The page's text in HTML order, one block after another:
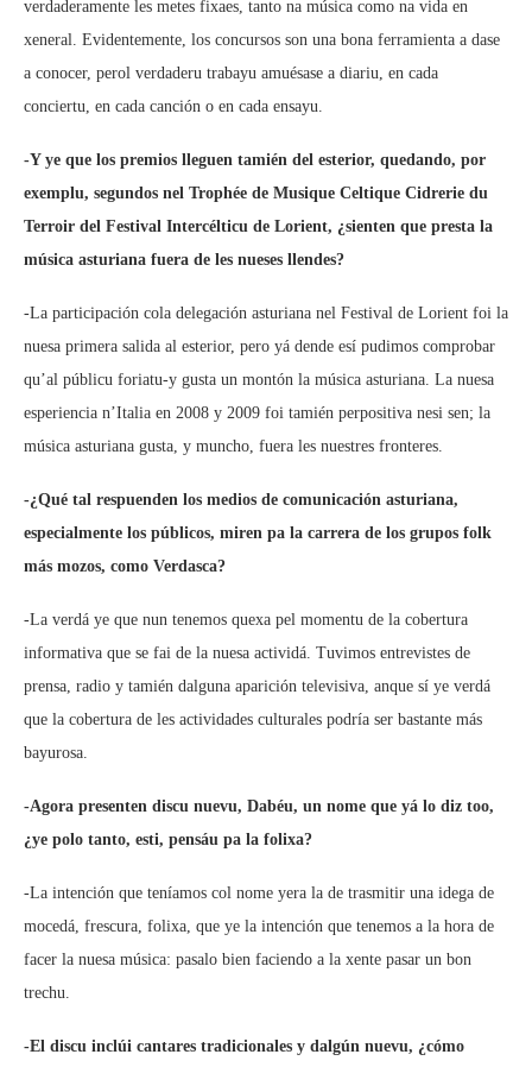
verdaderamente les metes fixaes, tanto na música como na vida en
xeneral. Evidentemente, los concursos son una bona ferramienta a dase
a conocer, perol verdaderu trabayu amuésase a diariu, en cada
conciertu, en cada canción o en cada ensayu.
-Y ye que los premios lleguen tamién del esterior, quedando, por
exemplu, segundos nel Trophée de Musique Celtique Cidrerie du
Terroir del Festival Intercélticu de Lorient, ¿sienten que presta la
música asturiana fuera de les nueses llendes?
-La participación cola delegación asturiana nel Festival de Lorient foi la
nuesa primera salida al esterior, pero yá dende esí pudimos comprobar
qu’al públicu foriatu-y gusta un montón la música asturiana. La nuesa
esperiencia n’Italia en 2008 y 2009 foi tamién perpositiva nesi sen; la
música asturiana gusta, y muncho, fuera les nuestres fronteres.
-¿Qué tal respuenden los medios de comunicación asturiana,
especialmente los públicos, miren pa la carrera de los grupos folk
más mozos, como Verdasca?
-La verdá ye que nun tenemos quexa pel momentu de la cobertura
informativa que se fai de la nuesa actividá. Tuvimos entrevistes de
prensa, radio y tamién dalguna aparición televisiva, anque sí ye verdá
que la cobertura de les actividades culturales podría ser bastante más
bayurosa.
-Agora presenten discu nuevu, Dabéu, un nome que yá lo diz too,
¿ye polo tanto, esti, pensáu pa la folixa?
-La intención que teníamos col nome yera la de trasmitir una idega de
mocedá, frescura, folixa, que ye la intención que tenemos a la hora de
facer la nuesa música: pasalo bien faciendo a la xente pasar un bon
trechu.
-El discu inclúi cantares tradicionales y dalgún nuevu, ¿cómo